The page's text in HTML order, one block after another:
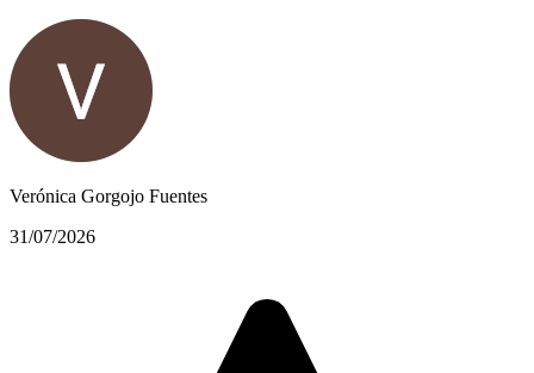
Verónica Gorgojo Fuentes
31/07/2026